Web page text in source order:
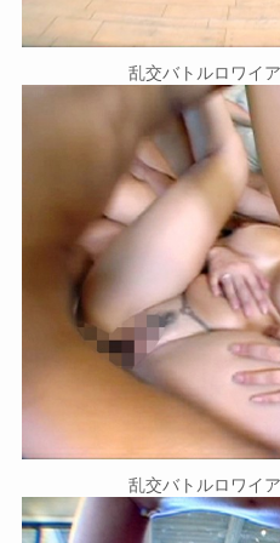
乱交バトルロワイ
乱交バトルロワイ